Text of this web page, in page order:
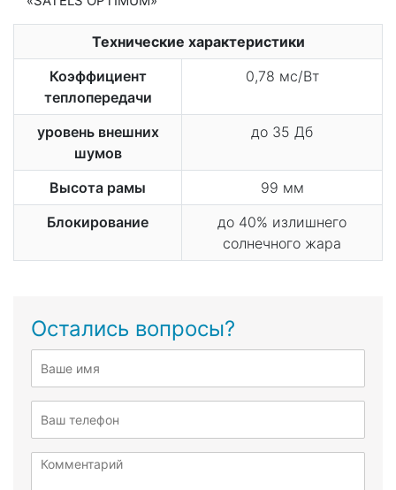
Технические характеристики
Коэффициент
теплопередачи
0,78 мс/Вт
уровень внешних
шумов
до 35 Дб
Высота рамы
99 мм
Блокирование
до 40% излишнего
солнечного жара
Остались вопросы?